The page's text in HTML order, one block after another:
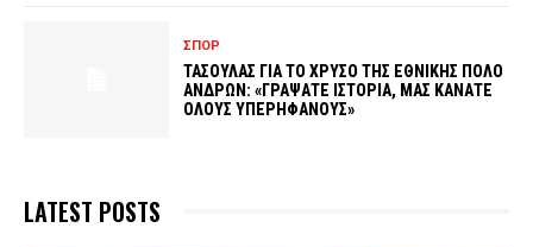
ΣΠΟΡ
ΤΑΣΟΥΛΑΣ ΓΙΑ ΤΟ ΧΡΥΣΟ ΤΗΣ ΕΘΝΙΚΗΣ ΠΟΛΟ
ΑΝΔΡΩΝ: «ΓΡΑΨΑΤΕ ΙΣΤΟΡΙΑ, ΜΑΣ ΚΑΝΑΤΕ
ΟΛΟΥΣ ΥΠΕΡΗΦΑΝΟΥΣ»
LATEST POSTS